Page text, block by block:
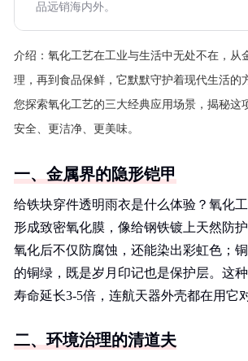
品远销海内外。
介绍： 氧化工艺在工业与生活中无处不在，从
理，再到食品保鲜，它默默守护着现代生活的
您探索氧化工艺的三大经典应用场景，揭秘这
安全、更洁净、更美味。
一、金属界的隐形铠甲
给铁块穿件透明雨衣是什么体验？氧化
形成致密氧化膜，像给钢铁镀上天然防
氧化后不仅防腐蚀，还能染出彩虹色；
的铜绿，既是岁月印记也是保护层。这
寿命延长3-5倍，连航天器外壳都在用它
二、环境治理的清道夫